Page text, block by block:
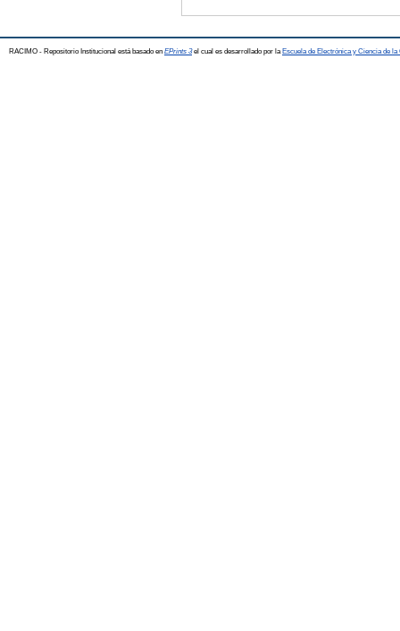
RACIMO - Repositorio Institucional está basado en EPrints 3el cual es desarrollado por la Escuela de Electrónica y Ciencia de la